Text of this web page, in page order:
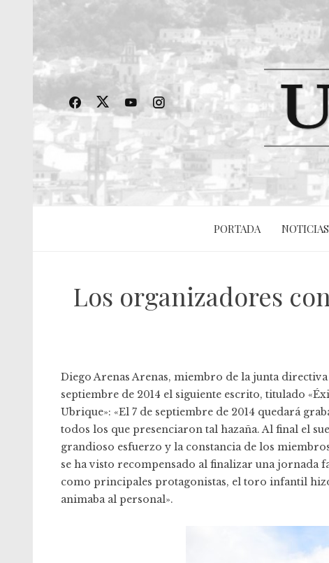
PORTADA NOTICIAS
Los organizadores
Diego Arenas Arenas, miembro de la junta
septiembre de 2014 el siguiente escrito, titulado
Ubrique»: «El 7 de septiembre de 2014 quedará
todos los que presenciaron tal hazaña. Al final el
grandioso esfuerzo y la constancia de los
se ha visto recompensado al finalizar una jornada
como principales protagonistas, el toro infantil
animaba al personal».